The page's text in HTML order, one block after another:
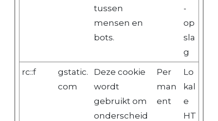
tussen
mensen en
bots.
-
op
sla
g
rc::f
gstatic.
com
Deze cookie
wordt
gebruikt om
onderscheid
Per
man
ent
Lo
kal
e
HT